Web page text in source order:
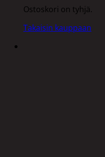
Ostoskori on tyhjä.
Takaisin kauppaan